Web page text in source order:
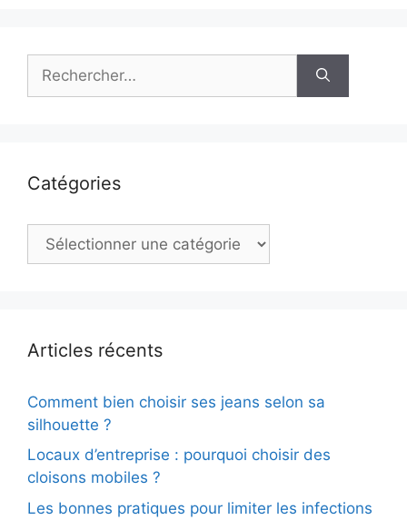
Catégories
Catégories
Articles récents
Comment bien choisir ses jeans selon sa
silhouette ?
Locaux d’entreprise : pourquoi choisir des
cloisons mobiles ?
Les bonnes pratiques pour limiter les infections